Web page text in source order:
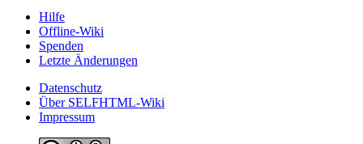
Hilfe
Offline-Wiki
Spenden
Letzte Änderungen
Datenschutz
Über SELFHTML-Wiki
Impressum